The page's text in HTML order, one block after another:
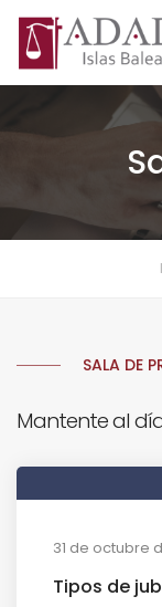
SALA DE
Mantente al
31 de octubre
Tipos de